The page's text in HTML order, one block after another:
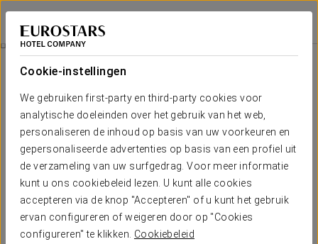
Cookie-instellingen
We gebruiken first-party en third-party cookies voor
analytische doeleinden over het gebruik van het web,
personaliseren de inhoud op basis van uw voorkeuren en
gepersonaliseerde advertenties op basis van een profiel uit
de verzameling van uw surfgedrag. Voor meer informatie
kunt u ons cookiebeleid lezen. U kunt alle cookies
accepteren via de knop "Accepteren" of u kunt het gebruik
ervan configureren of weigeren door op "Cookies
configureren" te klikken. Cookiebeleid
Eurostars Zaragoza
ZARAGOZA
Aanbiedingen
Aanbiedingen
Romantische Ervaring
€15